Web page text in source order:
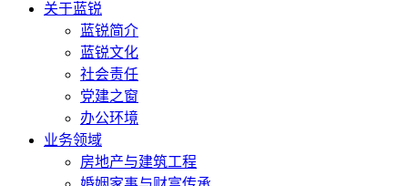
关于蓝锐
蓝锐简介
蓝锐文化
社会责任
党建之窗
办公环境
业务领域
房地产与建筑工程